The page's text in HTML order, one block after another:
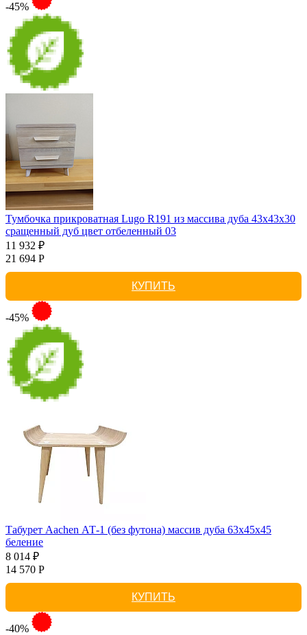
-45%
Тумбочка прикроватная Lugo R191 из массива дуба 43х43х30
сращенный дуб цвет отбеленный 03
11 932 ₽
21 694 Р
КУПИТЬ
-45%
Табурет Aachen АТ-1 (без футона) массив дуба 63х45х45
беление
8 014 ₽
14 570 Р
КУПИТЬ
-40%